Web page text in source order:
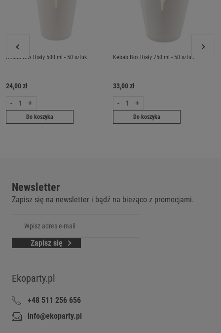
Kebab Box Biały 500 ml - 50 sztuk
24,00 zł
- +
Do koszyka
Kebab Box Biały 750 ml - 50 sztuk
33,00 zł
- +
Do koszyka
Newsletter
Zapisz się na newsletter i bądź na bieżąco z promocjami.
Zapisz się
Ekoparty.pl
+48 511 256 656
info@ekoparty.pl